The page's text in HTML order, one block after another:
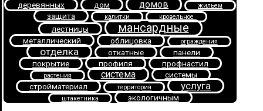
деревянных
дом домов жильем
защита калитки кровельное
лестницы мансардные
металлический облицовка ограждения
отделка откатные
панели
покрытие
профиля профнастил
растения система
системы
стройматериал
территория услуга
штакетника экологичным